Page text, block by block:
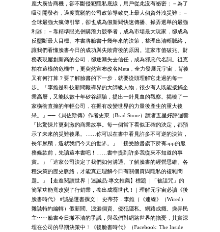
龐大廣告商機，卻不斷侵犯隱私底線，用戶從此沒有祕密；－為了
吸引開發者，過度寬鬆的公司政策導致史上最大個資外洩災難；－
全球最強大瘋傳引擎，卻也成為假新聞快速傳播、操弄選舉的最強
利器；－靠精準眼光併購潛力競爭者，成為市場最大玩家，卻成為
反壟斷最大目標。本書將臉書十幾年來的決策，整理出清晰脈絡，
讓我們看懂臉書今日的成功與失敗背後的原因。這家市值破兆、財
務表現屢創新高的公司，卻逐漸失去信任，成為邪惡代名詞。祖克
柏在這樣的危機中，更突然宣布改名Meta，全力發展元宇宙，背後
又有何打算？要了解臉書的下一步，就要從頭理解它走過的每一
步。「李維是科技新聞報導界的大師級人物，很少有人既能接觸企
業高層，又能以數十年矽谷經驗，提出一針見血的觀察。揭曉了一
家橫衝直撞的年輕公司，在握有改變世界的力量後產生的重大後
果。」──《貝佐斯傳》作者史東（Brad Stone）讀者五星好評迴響
「比驚悚片更刺激的商業故事。每一個當下看似正確的決定，都預
示了未來的災難後果。……你可以在書中看見許多不可逆的決策，
長年累積，造就我們今天的世界。」「接受臉書旗下所有app的服
務條款前，先讀這本書吧！……書中提到許多我從來不知道的事
實。」「這家公司決定了我們如何溝通。了解臉書的經營思維、各
種決策的歷史脈絡，才能真正理解今日有關個資與隱私的複雜問
題。」【走進閱讀世界｜迷誠品:專文推薦】標題｜「被詛咒」的
簡單功能竟改變了行銷業，養出成癮世代！｜理解元宇宙必讀《後
臉書時代》 #誠品選書撰文｜ 史蒂芬．李維（《連線》（Wired）
雜誌特約編輯）假新聞、洩漏個資、侵犯隱私、網路成癮、操弄民
主⋯⋯臉書今日撇不清的爭議，與我們對網路世界的擔憂，其實深
埋在公司的早期決策中！《後臉書時代》（Facebook: The Inside